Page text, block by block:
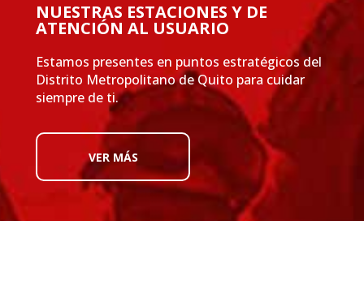
NUESTRAS ESTACIONES Y DE
ATENCIÓN AL USUARIO
Estamos presentes en puntos estratégicos del
Distrito Metropolitano de Quito para cuidar
siempre de ti.
VER MÁS